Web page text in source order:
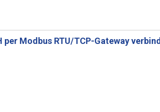
Modbus RTU/TCP-Gateway